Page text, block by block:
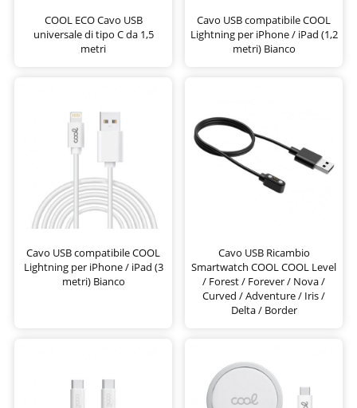
COOL ECO Cavo USB
universale di tipo C da 1,5
metri
Cavo USB compatibile COOL
Lightning per iPhone / iPad (1,2
metri) Bianco
Cavo USB compatibile COOL
Lightning per iPhone / iPad (3
metri) Bianco
Cavo USB Ricambio
Smartwatch COOL COOL Level
/ Forest / Forever / Nova /
Curved / Adventure / Iris /
Delta / Border